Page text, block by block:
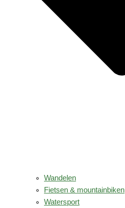
Wandelen
Fietsen & mountainbiken
Watersport